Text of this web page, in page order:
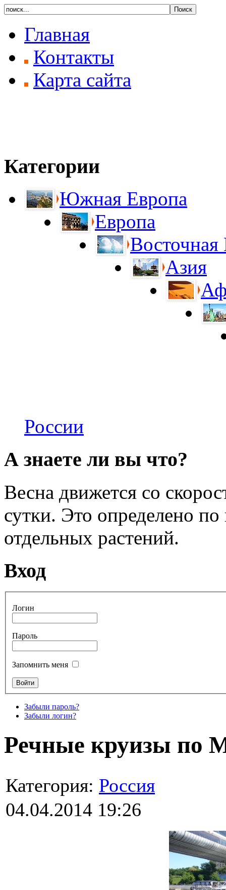
Главная
Контакты
Карта сайта
Категории
Южная Европа
Европа
Восточная
Азия
России
А знаете ли вы что?
Весна движется со
сутки. Это определено
отдельных растений.
Вход
Логин
Пароль
Запомнить меня
Забыли пароль?
Забыли логин?
Речные круизы по
Категория: Россия
04.04.2014 19:26